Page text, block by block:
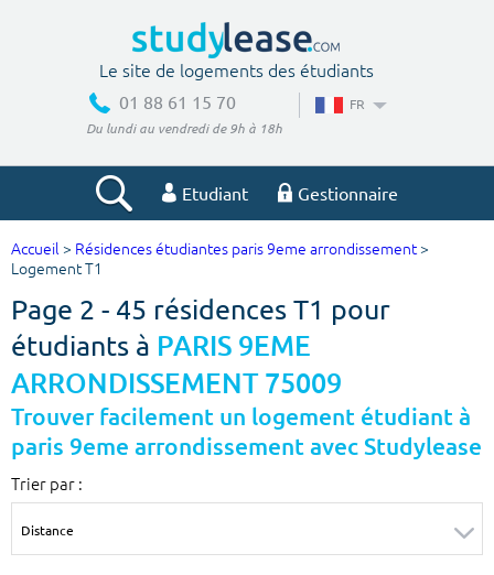
Le site de logements des étudiants
01 88 61 15 70
Du lundi au vendredi de 9h à 18h
FR
Etudiant Gestionnaire
Votre recherche
Ville, école
Budget min
€
Budget max
€
m² m²
Accueil > Résidences étudiantes paris 9eme arrondissement>
Logement T1
Page 2 - 45 résidences T1 pour
étudiants à PARIS 9EME
ARRONDISSEMENT 75009
Trouver facilement un logement étudiant à
paris 9eme arrondissement avec Studylease
Trier par :